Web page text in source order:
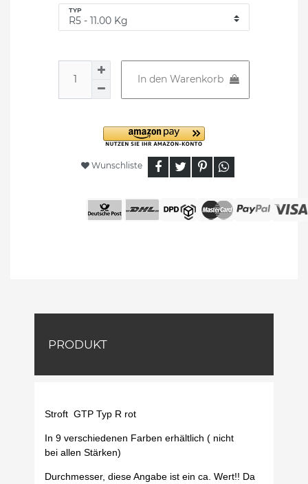
TYP
In den Warenkorb
Wunschliste
PRODUKT
Stroft GTP Typ R rot
In 9 verschiedenen Farben erhältlich ( nicht
bei allen Stärken)
Durchmesser, diese Angabe ist ein ca. Wert!! Da